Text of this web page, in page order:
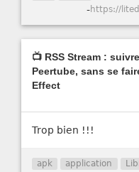
-
📺 RSS Stream :
Peertube, sans se
Effect
Trop bien !!!
apk application